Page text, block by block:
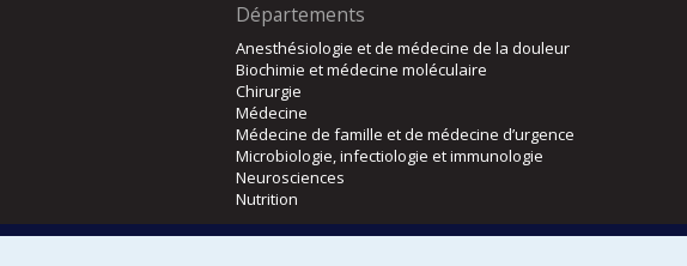
Départements
Anesthésiologie et de médecine de la douleur
Biochimie et médecine moléculaire
Chirurgie
Médecine
Médecine de famille et de médecine d’urgence
Microbiologie, infectiologie et immunologie
Neurosciences
Nutrition